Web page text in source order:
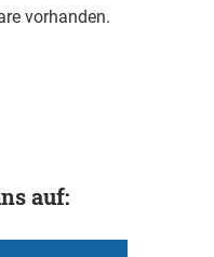
vorhanden.
auf: